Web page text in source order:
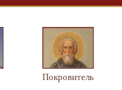
Покровитель